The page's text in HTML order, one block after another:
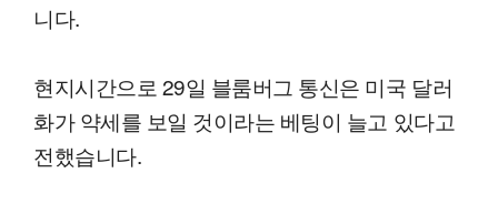
니다.
현지시간으로 29일 블룸버그 통신은 미국 달러
화가 약세를 보일 것이라는 베팅이 늘고 있다고
전했습니다.